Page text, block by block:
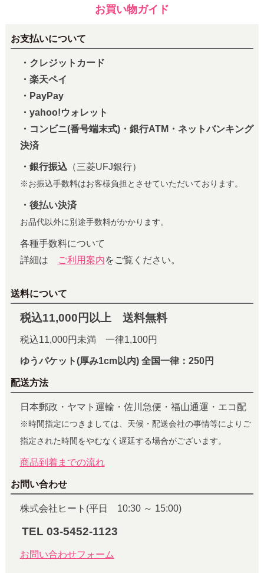
お買い物ガイド
お支払いについて
・クレジットカード
・楽天ペイ
・PayPay
・yahoo!ウォレット
・コンビニ(番号端末式)・銀行ATM・ネットバンキング
決済
・銀行振込（三菱UFJ銀行）
※お振込手数料はお客様負担とさせていただいております。
・後払い決済
お品代以外に別途手数料がかかります。
各種手数料について
詳細は
ご利用案内をご覧ください。
送料について
税込11,000円以上 送料無料
税込11,000円未満 一律1,100円
ゆうパケット(厚み1cm以内) 全国一律：250円
配送方法
日本郵政・ヤマト運輸・佐川急便・福山通運・エコ配
※時間指定につきましては、天候・配送会社の事情等によりご
指定された時間をやむなく遅延する場合がございます。
商品到着までの流れ
お問い合わせ
株式会社ヒート(平日 10:30 ～ 15:00)
TEL 03-5452-1123
お問い合わせフォーム